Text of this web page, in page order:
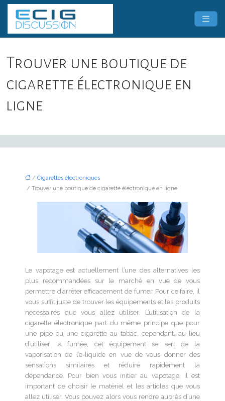
Trouver une boutique de
cigarette électronique en
ligne
/ Cigarettes électroniques
/ Trouver une boutique de cigarette électronique en ligne
Le vapotage est actuellement l’une des alternatives les
plus recommandées sur le marché en vue de vous
permettre d’arrêter efficacement de fumer. Pour ce faire, il
vous suffit juste de trouver les équipements et les produits
nécessaires que vous allez utiliser. L’utilisation de la
cigarette électronique part du même principe que pour
une pipe ou une cigarette au tabac, cependant, au lieu
d’utiliser la fumée, cet équipement se sert de la
vaporisation de l’e-liquide en vue de vous donner des
sensations similaires et réduire rapidement la
dépendance. Pour bien vous initier au vapotage, il est
important de choisir le matériel et les articles que vous
allez utiliser. Vous pouvez alors vous rendre auprès d’une